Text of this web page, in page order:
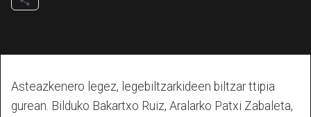
Asteazkenero legez, legebiltzarkideen biltzar ttipia
gurean. Bilduko Bakartxo Ruiz, Aralarko Patxi Zabaleta,